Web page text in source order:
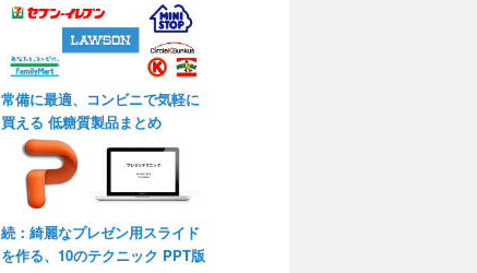
常備に最適、コンビニで気軽に
買える 低糖質製品まとめ
続：綺麗なプレゼン用スライド
を作る、10のテクニック PPT版